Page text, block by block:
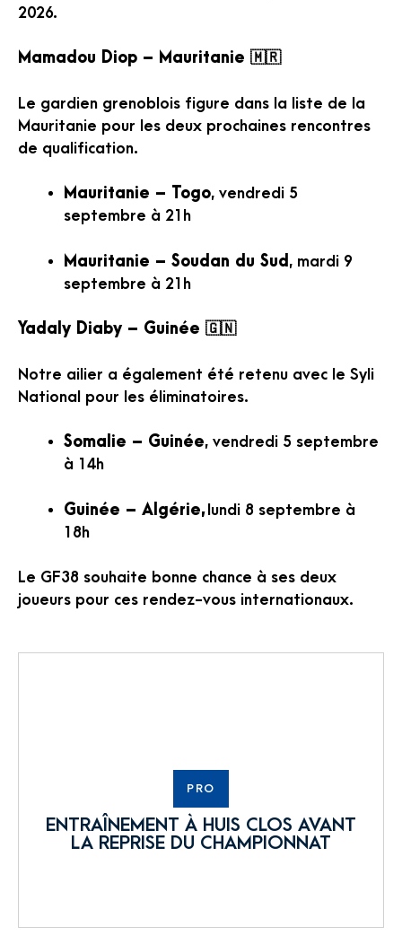
2026.
Mamadou Diop – Mauritanie 🇲🇷
Le gardien grenoblois figure dans la liste de la
Mauritanie pour les deux prochaines rencontres
de qualification.
Mauritanie – Togo, vendredi 5
septembre à 21h
Mauritanie – Soudan du Sud , mardi 9
septembre à 21h
Yadaly Diaby – Guinée 🇬🇳
Notre ailier a également été retenu avec le Syli
National pour les éliminatoires.
Somalie – Guinée, vendredi 5 septembre
à 14h
Guinée – Algérie, lundi 8 septembre à
18h
Le GF38 souhaite bonne chance à ses deux
joueurs pour ces rendez-vous internationaux.
PRO
ENTRAÎNEMENT À HUIS CLOS AVANT
LA REPRISE DU CHAMPIONNAT